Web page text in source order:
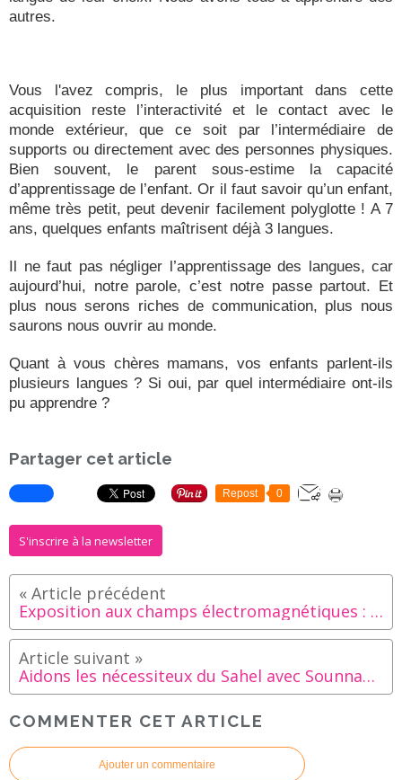
autres.
Vous l'avez compris, le plus important dans cette
acquisition reste l’interactivité et le contact avec le
monde extérieur, que ce soit par l’intermédiaire de
supports ou directement avec des personnes physiques.
Bien souvent, le parent sous-estime la capacité
d’apprentissage de l’enfant. Or il faut savoir qu’un enfant,
même très petit, peut devenir facilement polyglotte ! A 7
ans, quelques enfants maîtrisent déjà 3 langues.
Il ne faut pas négliger l’apprentissage des langues, car
aujourd’hui, notre parole, c’est notre passe partout. Et
plus nous serons riches de communication, plus nous
saurons nous ouvrir au monde.
Quant à vous chères mamans, vos enfants parlent-ils
plusieurs langues ? Si oui, par quel intermédiaire ont-ils
pu apprendre ?
Partager cet article
Repost 0
S'inscrire à la newsletter
Exposition aux champs électromagnétiques : le danger des écrans pour l'enfant
Aidons les nécessiteux du Sahel avec Sounnah Partage !
COMMENTER CET ARTICLE
Ajouter un commentaire